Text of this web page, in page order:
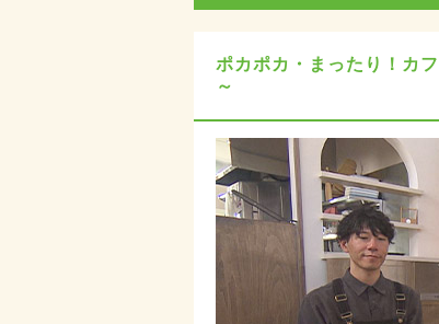
ポカポカ・まったり！カ
～